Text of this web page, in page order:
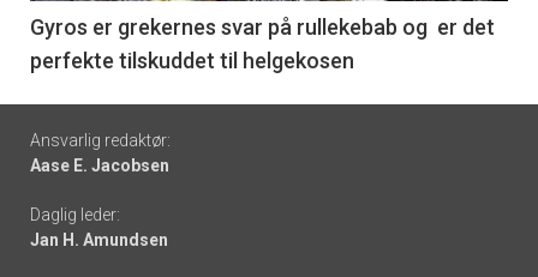
6
Gyros er grekernes svar på rullekebab og er det
perfekte tilskuddet til helgekosen
Footer
-
links
Ansvarlig redaktør:
Aase E. Jacobsen
Daglig leder:
Jan H. Amundsen